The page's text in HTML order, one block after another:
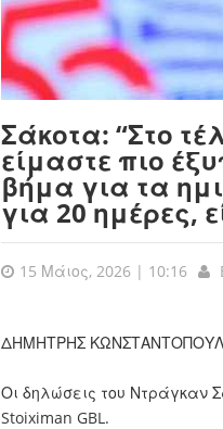
Σάκοτα: “Στο
είμαστε πιο
βήμα για τα
για 20 ημέρες,
15 Μάιος, 2026 | 10:16
ΔΗΜΗΤΡΗΣ
Οι δηλώσεις του Ντράγκαν
Stoiximan GBL.